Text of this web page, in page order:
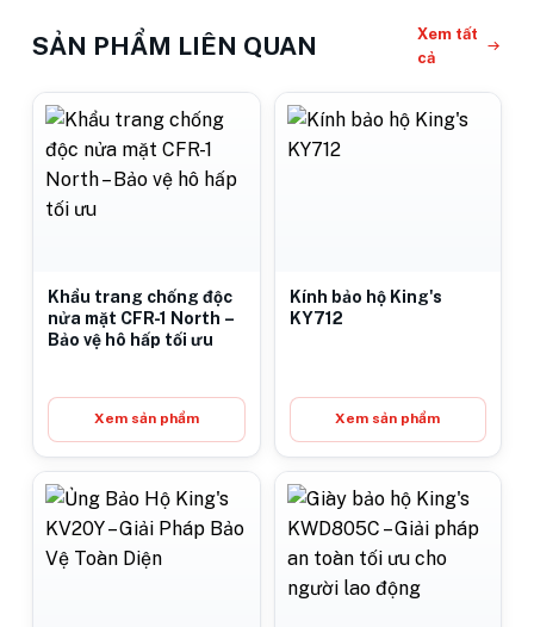
SẢN PHẨM LIÊN QUAN
Xem tất
cả
Khẩu trang chống độc
nửa mặt CFR-1 North –
Bảo vệ hô hấp tối ưu
Xem sản phẩm
Kính bảo hộ King's
KY712
Xem sản phẩm